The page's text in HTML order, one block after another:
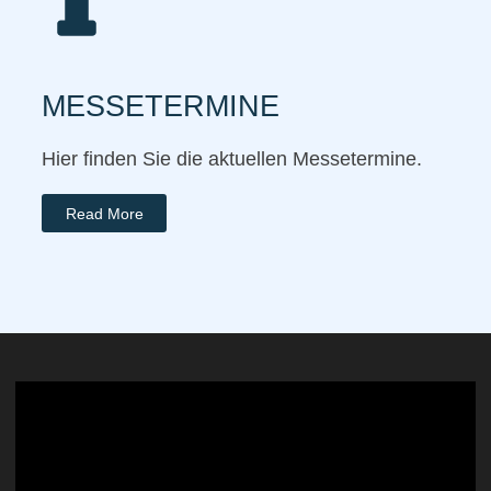
MESSETERMINE
Hier finden Sie die aktuellen Messetermine.
Read More